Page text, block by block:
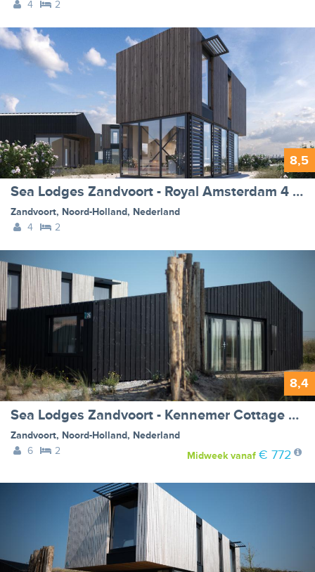
4 2
8,5
Sea Lodges Zandvoort - Royal Amsterdam 4 XL - one dog allowed
Zandvoort, Noord-Holland, Nederland
4
2
8,4
Sea Lodges Zandvoort - Kennemer Cottage 6 - no dog allowed
Zandvoort, Noord-Holland, Nederland
6
2 Midweekvanaf € 772